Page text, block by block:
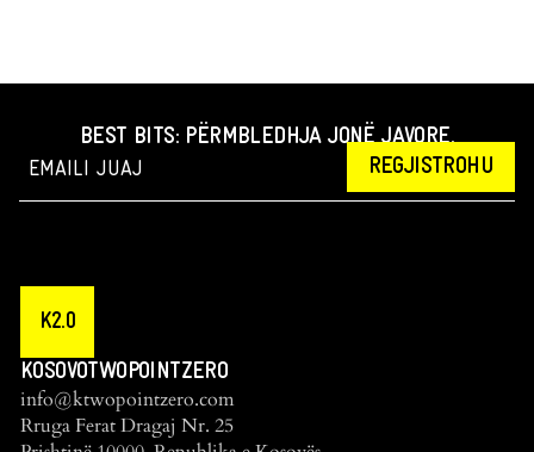
BEST BITS: PËRMBLEDHJA JONË JAVORE.
REGJISTROHU
K2.0
KOSOVOTWOPOINTZERO
info@ktwopointzero.com
Rruga Ferat Dragaj Nr. 25